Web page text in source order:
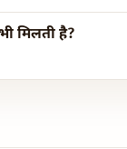
मिलती है?